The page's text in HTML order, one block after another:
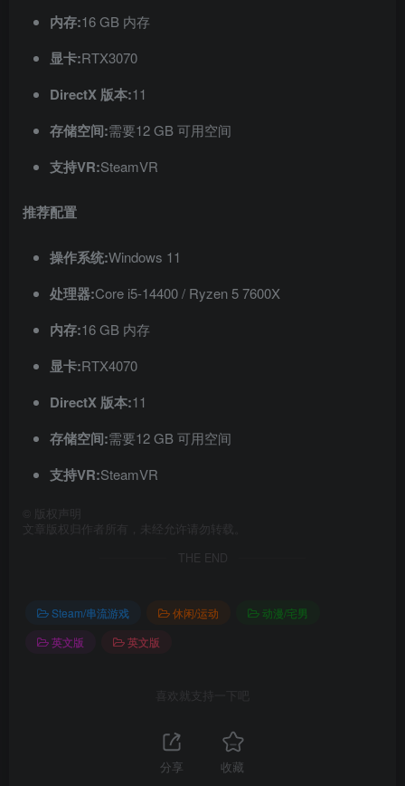
内存:16 GB 内存
显卡:RTX3070
DirectX 版本:11
存储空间:需要12 GB 可用空间
支持VR:SteamVR
推荐配置
操作系统:Windows 11
处理器:Core i5-14400 / Ryzen 5 7600X
内存:16 GB 内存
显卡:RTX4070
DirectX 版本:11
存储空间:需要12 GB 可用空间
支持VR:SteamVR
版权声明
文章版权归作者所有，未经允许请勿转载。
THE END
Steam/串流游戏 休闲/运动
动漫/宅男
英文版
英文版
喜欢就支持一下吧
分享 收藏